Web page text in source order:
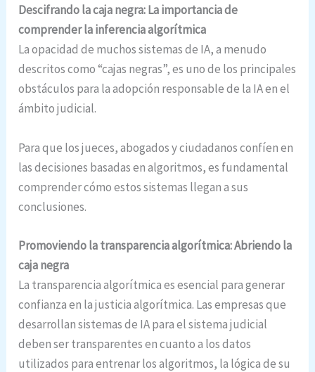
Descifrando la caja negra: La importancia de
comprender la inferencia algorítmica
La opacidad de muchos sistemas de IA, a menudo
descritos como “cajas negras”, es uno de los principales
obstáculos para la adopción responsable de la IA en el
ámbito judicial.
Para que los jueces, abogados y ciudadanos confíen en
las decisiones basadas en algoritmos, es fundamental
comprender cómo estos sistemas llegan a sus
conclusiones.
Promoviendo la transparencia algorítmica: Abriendo la
caja negra
La transparencia algorítmica es esencial para generar
confianza en la justicia algorítmica. Las empresas que
desarrollan sistemas de IA para el sistema judicial
deben ser transparentes en cuanto a los datos
utilizados para entrenar los algoritmos, la lógica de su